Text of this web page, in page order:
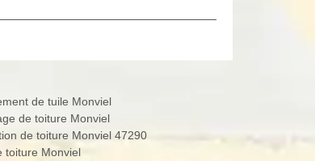
de tuile Monviel
de toiture Monviel
de toiture Monviel 47290
toiture Monviel